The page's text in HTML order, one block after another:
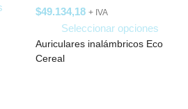
$49.134,18 + IVA
Seleccionar opciones
Auriculares inalámbricos Eco
Cereal